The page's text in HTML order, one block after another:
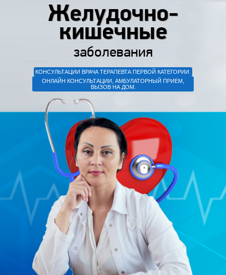
Желудочно-
кишечные
заболевания
КОНСУЛЬТАЦИИ ВРАЧА ТЕРАПЕВТА ПЕРВОЙ КАТЕГОРИИ.
ОНЛАЙН КОНСУЛЬТАЦИИ, АМБУЛАТОРНЫЙ ПРИЕМ,
ВЫЗОВ НА ДОМ.